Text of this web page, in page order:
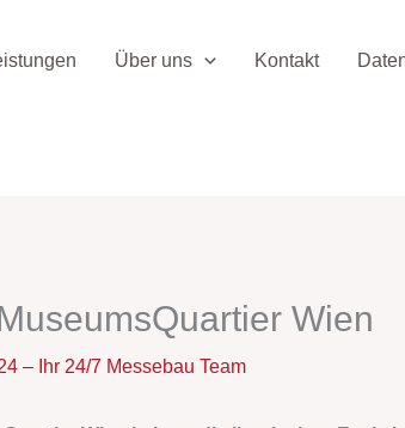
Über uns Kontakt
Wien
– Ihr 24/7 Messebau Team